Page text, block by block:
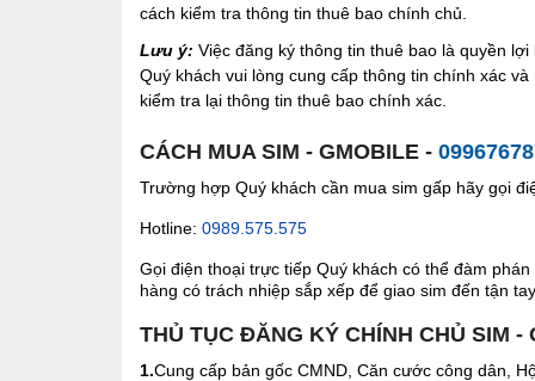
cách kiểm tra thông tin thuê bao chính chủ.
Lưu ý: Việc đăng ký thông tin thuê bao là quyền
Quý khách vui lòng cung cấp thông tin chính xác
kiểm tra lại thông tin thuê bao chính xác.
CÁCH MUA SIM - GMOBILE -
Trường hợp Quý khách cần mua sim gấp hãy gọi
Hotline: 0989.575.575
Gọi điện thoại trực tiếp Quý khách có thể đàm
hàng có trách nhiệp sắp xếp để giao sim đến tận
THỦ TỤC ĐĂNG KÝ CHÍNH CHỦ SIM -
1.Cung cấp bản gốc CMND, Căn cước công dân,